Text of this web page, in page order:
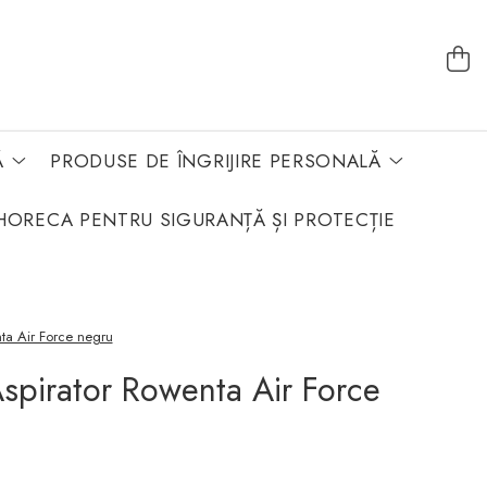
PRODUSE DE ÎNGRIJIRE PERSONALĂ
PENTRU SIGURANȚĂ ȘI PROTECȚIE
Air Force negru
Rowenta Air Force